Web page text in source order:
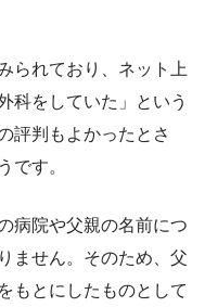
られており、ネット上
科をしていた」という
評判もよかったとさ
です。
病院や父親の名前につ
ません。そのため、父
もとにしたものとして